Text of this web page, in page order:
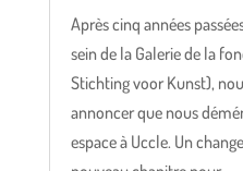
Après cinq années
sein de la Galerie de la
Stichting voor Kunst),
annoncer que nous
espace à Uccle. Un